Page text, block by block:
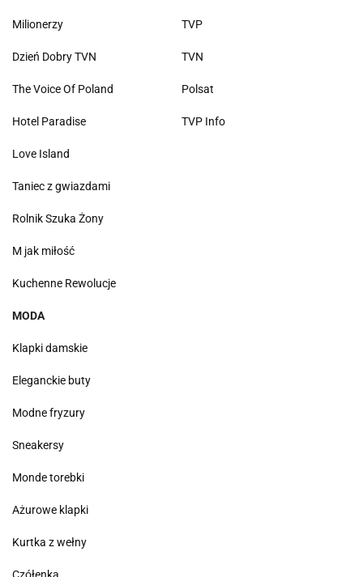
Milionerzy
Dzień Dobry TVN
The Voice Of Poland
Hotel Paradise
Love Island
Taniec z gwiazdami
Rolnik Szuka Żony
M jak miłość
Kuchenne Rewolucje
TVP
TVN
Polsat
TVP Info
MODA
Klapki damskie
Eleganckie buty
Modne fryzury
Sneakersy
Monde torebki
Ażurowe klapki
Kurtka z wełny